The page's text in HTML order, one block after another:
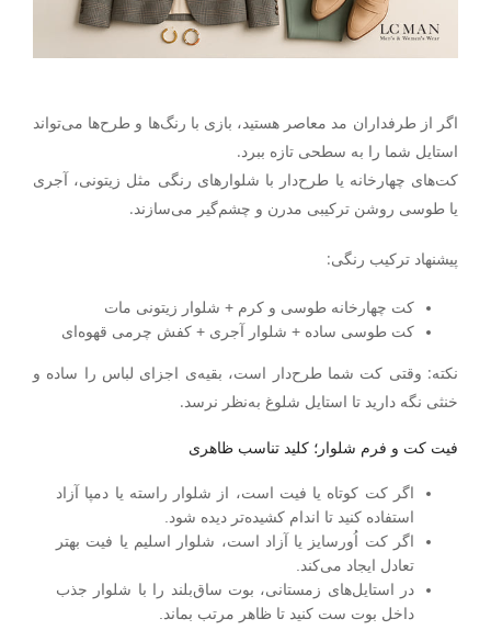
اگر از طرفداران مد معاصر هستید، بازی با رنگ‌ها و طرح‌ها می‌تواند
استایل شما را به سطحی تازه ببرد.
کت‌های چهارخانه یا طرح‌دار با شلوارهای رنگی مثل زیتونی، آجری
یا طوسی روشن ترکیبی مدرن و چشم‌گیر می‌سازند.
پیشنهاد ترکیب رنگی:
کت چهارخانه طوسی و کرم + شلوار زیتونی مات
کت طوسی ساده + شلوار آجری + کفش چرمی قهوه‌ای
نکته: وقتی کت شما طرح‌دار است، بقیه‌ی اجزای لباس را ساده و
خنثی نگه دارید تا استایل شلوغ به‌نظر نرسد.
فیت کت و فرم شلوار؛ کلید تناسب ظاهری
اگر کت کوتاه یا فیت است، از شلوار راسته یا دمپا آزاد
استفاده کنید تا اندام کشیده‌تر دیده شود.
اگر کت اُورسایز یا آزاد است، شلوار اسلیم یا فیت بهتر
تعادل ایجاد می‌کند.
در استایل‌های زمستانی، بوت ساق‌بلند را با شلوار جذب
داخل بوت ست کنید تا ظاهر مرتب بماند.